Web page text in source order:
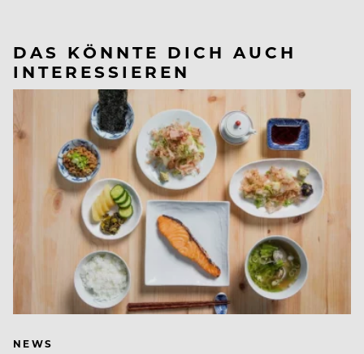
DAS KÖNNTE DICH AUCH
INTERESSIEREN
NEWS